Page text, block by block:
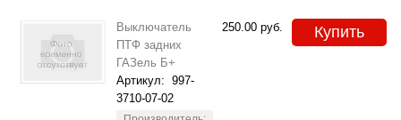
Выключатель
ПТФ задних
ГАЗель Б+
Артикул: 997-
3710-07-02
250.00 руб. Купить